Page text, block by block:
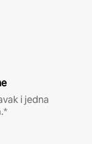
i jedna